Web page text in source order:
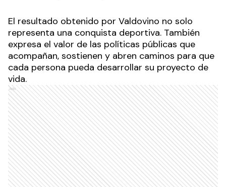
El resultado obtenido por Valdovino no solo
representa una conquista deportiva. También
expresa el valor de las políticas públicas que
acompañan, sostienen y abren caminos para que
cada persona pueda desarrollar su proyecto de
vida.
Ads